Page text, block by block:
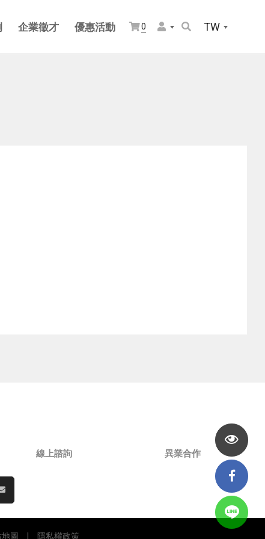
企業徵才 優惠活動 0 TW
線上諮詢 異業合作
圖 隱私權政策